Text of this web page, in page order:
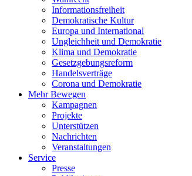
Informationsfreiheit
Demokratische Kultur
Europa und International
Ungleichheit und Demokratie
Klima und Demokratie
Gesetzgebungsreform
Handelsverträge
Corona und Demokratie
Mehr Bewegen
Kampagnen
Projekte
Unterstützen
Nachrichten
Veranstaltungen
Service
Presse